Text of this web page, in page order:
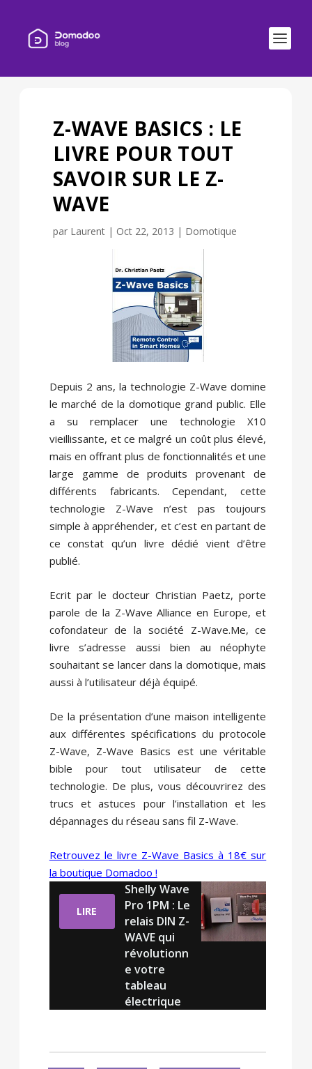
Z-WAVE BASICS : LE
LIVRE POUR TOUT
SAVOIR SUR LE Z-
WAVE
par Laurent| Oct 22, 2013 | Domotique
Depuis 2 ans, la technologie Z-Wave domine
le marché de la domotique grand public. Elle
a su remplacer une technologie X10
vieillissante, et ce malgré un coût plus élevé,
mais en offrant plus de fonctionnalités et une
large gamme de produits provenant de
différents fabricants. Cependant, cette
technologie Z-Wave n’est pas toujours
simple à appréhender, et c’est en partant de
ce constat qu’un livre dédié vient d’être
publié.
Ecrit par le docteur Christian Paetz, porte
parole de la Z-Wave Alliance en Europe, et
cofondateur de la société Z-Wave.Me, ce
livre s’adresse aussi bien au néophyte
souhaitant se lancer dans la domotique, mais
aussi à l’utilisateur déjà équipé.
De la présentation d’une maison intelligente
aux différentes spécifications du protocole
Z-Wave, Z-Wave Basics est une véritable
bible pour tout utilisateur de cette
technologie. De plus, vous découvrirez des
trucs et astuces pour l’installation et les
dépannages du réseau sans fil Z-Wave.
Retrouvez le livre Z-Wave Basics à 18€ sur
la boutique Domadoo !
LIRE
Shelly Wave
Pro 1PM : Le
relais DIN Z-
WAVE qui
révolutionn
e votre
tableau
électrique